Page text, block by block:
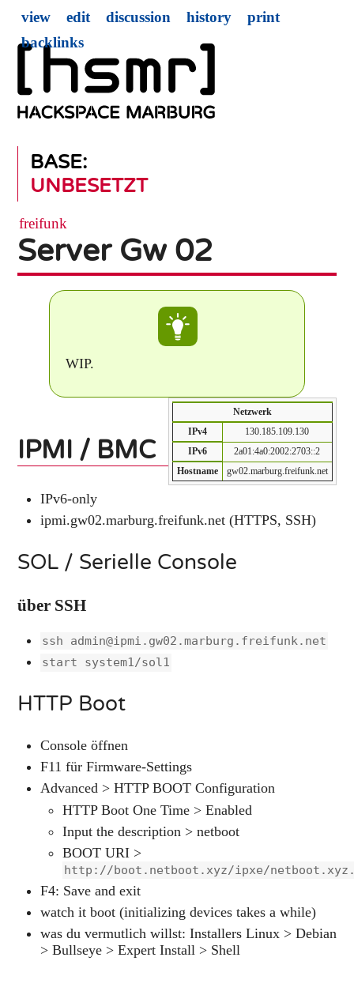
BASE:
UNBESETZT
view edit discussion history
print
backlinks
freifunk
Server Gw 02
WIP.
Netzwerk
IPv4
130.185.109.130
IPv6
2a01:4a0:2002:2703::2
Hostname
gw02.marburg.freifunk.net
IPMI / BMC
IPv6-only
ipmi.gw02.marburg.freifunk.net (HTTPS, SSH)
SOL / Serielle Console
über SSH
ssh admin@ipmi.gw02.marburg.freifunk.net
start system1/sol1
HTTP Boot
Console öffnen
F11 für Firmware-Settings
Advanced > HTTP BOOT Configuration
HTTP Boot One Time > Enabled
Input the description > netboot
BOOT URI >
http://boot.netboot.xyz/ipxe/
F4: Save and exit
watch it boot (initializing devices takes a while)
was du vermutlich willst: Installers Linux > Debian
> Bullseye > Expert Install > Shell